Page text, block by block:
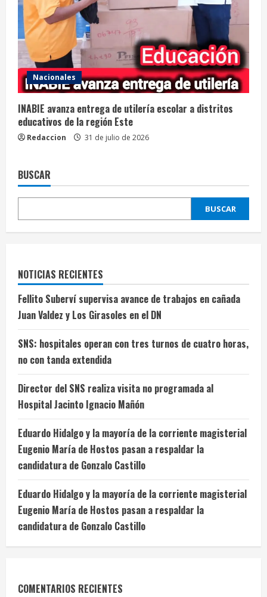
Nacionales
INABIE avanza entrega de utilería escolar a distritos
educativos de la región Este
Redaccion 31 de julio de 2026
BUSCAR
BUSCAR
NOTICIAS RECIENTES
Fellito Suberví supervisa avance de trabajos en cañada
Juan Valdez y Los Girasoles en el DN
SNS: hospitales operan con tres turnos de cuatro horas,
no con tanda extendida
Director del SNS realiza visita no programada al
Hospital Jacinto Ignacio Mañón
Eduardo Hidalgo y la mayoría de la corriente magisterial
Eugenio María de Hostos pasan a respaldar la
candidatura de Gonzalo Castillo
Eduardo Hidalgo y la mayoría de la corriente magisterial
Eugenio María de Hostos pasan a respaldar la
candidatura de Gonzalo Castillo
COMENTARIOS RECIENTES